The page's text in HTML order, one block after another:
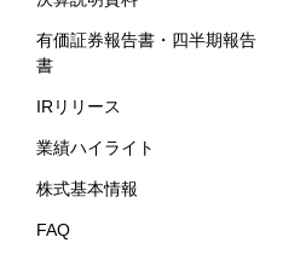
有価証券報告書・四半期報告
書
IRリリース
業績ハイライト
株式基本情報
FAQ